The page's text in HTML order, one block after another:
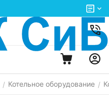
/ Котельное оборудование /